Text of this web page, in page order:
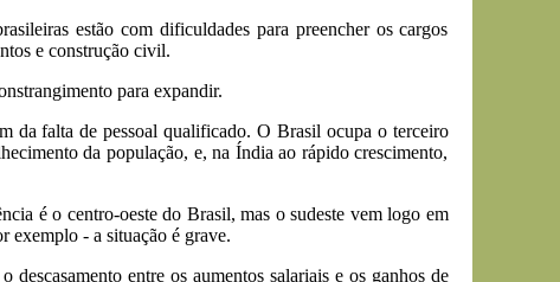
estão com dificuldades para preencher os cargos
e construção civil.
para expandir.
da falta de pessoal qualificado. O Brasil ocupa o terceiro
da população, e, na Índia ao rápido crescimento,
é o centro-oeste do Brasil, mas o sudeste vem logo em
exemplo - a situação é grave.
entre os aumentos salariais e os ganhos de